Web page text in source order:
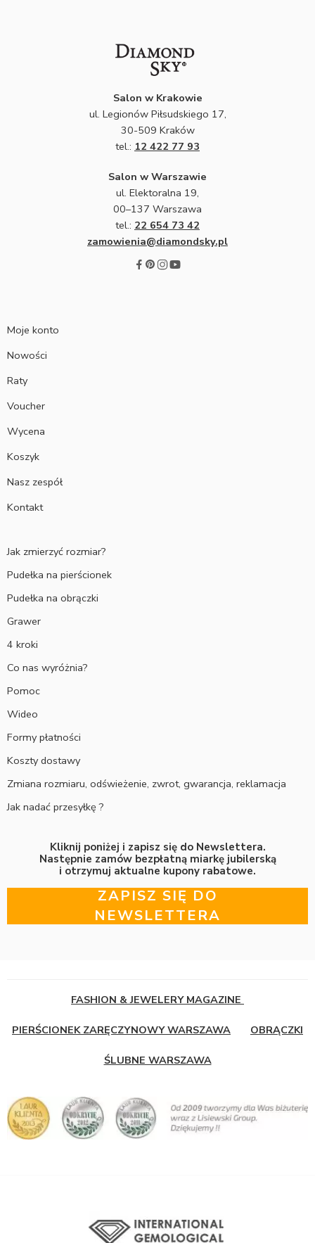
Salon w Krakowie
ul. Legionów Piłsudskiego 17,
30-509 Kraków
tel.: 12 422 77 93
Salon w Warszawie
ul. Elektoralna 19,
00–137 Warszawa
tel.: 22 654 73 42
zamowienia@diamondsky.pl
Moje konto
Nowości
Raty
Voucher
Wycena
Koszyk
Nasz zespół
Kontakt
Jak zmierzyć rozmiar?
Pudełka na pierścionek
Pudełka na obrączki
Grawer
4 kroki
Co nas wyróżnia?
Pomoc
Wideo
Formy płatności
Koszty dostawy
Zmiana rozmiaru, odświeżenie, zwrot, gwarancja, reklamacja
Jak nadać przesyłkę ?
Kliknij poniżej i zapisz się do Newslettera.
Następnie zamów bezpłatną miarkę jubilerską
i otrzymuj aktualne kupony rabatowe.
ZAPISZ SIĘ DO
NEWSLETTERA
FASHION & JEWELERY MAGAZINE
PIERŚCIONEK ZARĘCZYNOWY WARSZAWA OBRĄCZKI
ŚLUBNE WARSZAWA